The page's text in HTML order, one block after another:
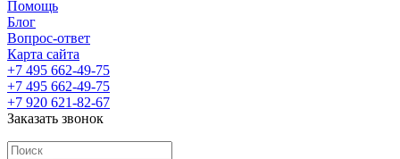
Помощь
Блог
Вопрос-ответ
Карта сайта
+7 495 662-49-75
+7 495 662-49-75
+7 920 621-82-67
Заказать звонок